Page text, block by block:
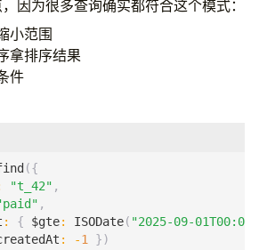
因为很多查询确实都符合这个模式：
小范围
拿排序结果
件
({
"t_42" ,
,
: { $gte: ISODate( "2025-09-
: -1 })